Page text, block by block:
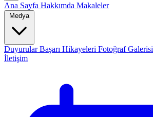
Ana Sayfa Hakkımda Makaleler
Medya
DuyurularBaşarı Hikayeleri Fotoğraf Galerisi
İletişim